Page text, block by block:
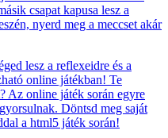
csapat kapusa lesz a
nyerd meg a meccset akár
lesz a reflexeidre és a
online játékban! Te
Az online játék során egyre
Döntsd meg saját
a html5 játék során!